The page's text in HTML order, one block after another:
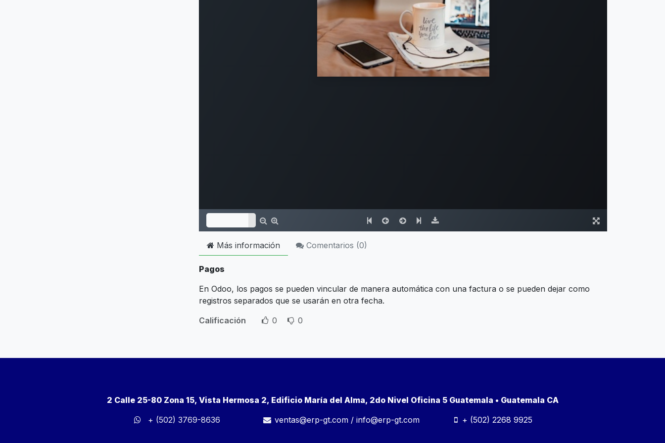
Más información Comentarios (0)
Pagos
En Odoo, los pagos se pueden vincular de manera automática con una factura o se pueden dejar como
registros separados que se usarán en otra fecha.
Calificación
0 0
2 Calle 25-80 Zona 15, Vista Hermosa 2, Edificio María del Alma, 2do Nivel Oficina 5 Guatemala • Guatemala CA
+ (502) 3769-8636
ventas@erp-gt.com /info@erp-gt.com + (502) 2268 9925